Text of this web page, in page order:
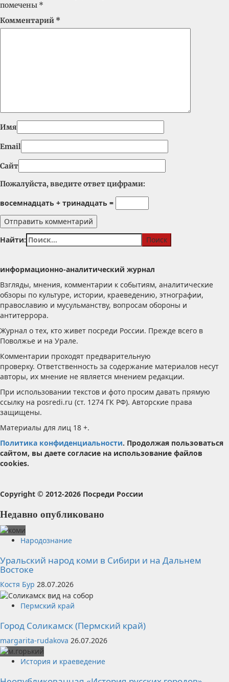
помечены *
Комментарий *
Имя
Email
Сайт
Пожалуйста, введите ответ цифрами:
восемнадцать + тринадцать =
Найти:
информационно-аналитический журнал
Взгляды, мнения, комментарии к событиям, аналитические
обзоры по культуре, истории, краеведению, этнографии,
православию и мусульманству, вопросам обороны и
антитеррора.
Журнал о тех, кто живет посреди России. Прежде всего в
Поволжье и на Урале.
Комментарии проходят предварительную
проверку. Ответственность за содержание материалов несут
авторы, их мнение не является мнением редакции.
При использовании текстов и фото просим давать прямую
ссылку на posredi.ru (ст. 1274 ГК РФ). Авторские права
защищены.
Материалы для лиц 18 +.
Политика конфиденциальности. Продолжая пользоваться
сайтом, вы даете согласие на использование файлов
cookies.
Copyright © 2012-2026 Посреди России
Недавно опубликовано
Народознание
Уральский народ коми в Сибири и на Дальнем
Востоке
Костя Бур 28.07.2026
Пермский край
Город Соликамск (Пермский край)
margarita-rudakova 26.07.2026
История и краеведение